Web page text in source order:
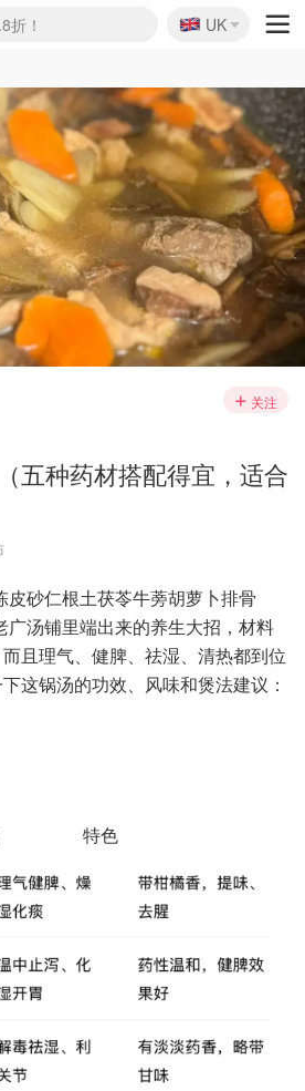
折！
🇬🇧
UK
关注
五种药材搭配得宜，适合
皮砂仁根土茯苓牛蒡胡萝卜排骨
广汤铺里端出来的养生大招，材料
且理气、健脾、祛湿、清热都到位
这锅汤的功效、风味和煲法建议：
特色